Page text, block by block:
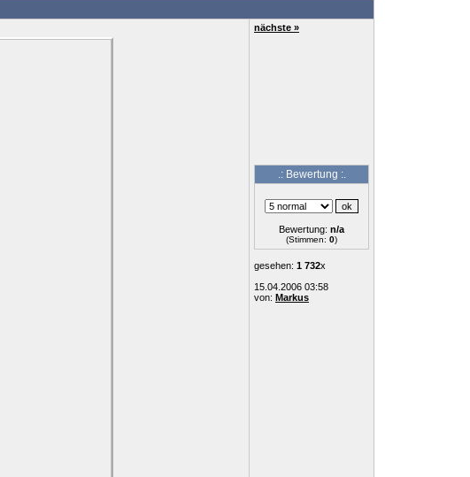
nächste »
.: Bewertung :.
Bewertung: n/a
(Stimmen: 0)
gesehen: 1 732x
15.04.2006 03:58
von: Markus